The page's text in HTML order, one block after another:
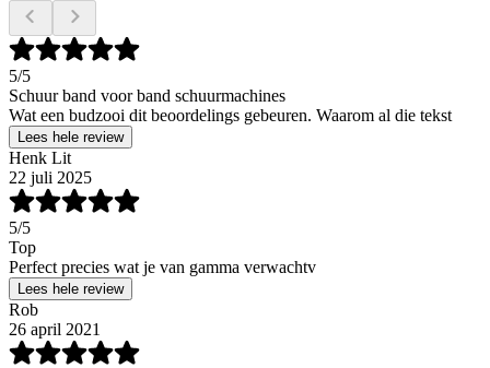
5/5
Schuur band voor band schuurmachines
Wat een budzooi dit beoordelings gebeuren. Waarom al die tekst
Lees hele review
Henk Lit
22 juli 2025
5/5
Top
Perfect precies wat je van gamma verwachtv
Lees hele review
Rob
26 april 2021